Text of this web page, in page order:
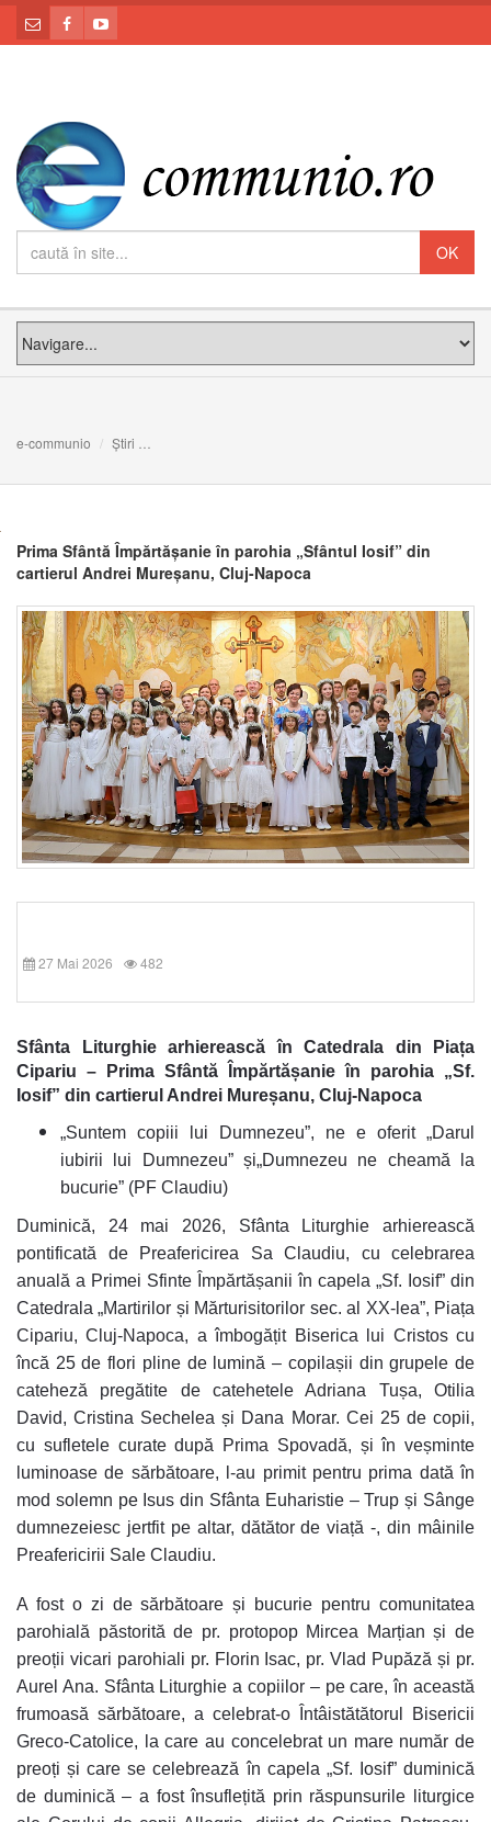
e-communio Știri
Prima Sfântă Împărtășanie în parohia „Sfântul Iosif” din
cartierul Andrei Mureșanu, Cluj-Napoca
27 Mai 2026 482
Sfânta Liturghie arhierească în Catedrala din Piața
Cipariu – Prima Sfântă Împărtășanie în parohia „Sf.
Iosif” din cartierul Andrei Mureșanu, Cluj-Napoca
„Suntem copiii lui Dumnezeu”, ne e oferit„Darul
iubirii lui Dumnezeu”și„Dumnezeu ne cheamă la
bucurie” (PF Claudiu)
Duminică, 24 mai 2026, Sfânta Liturghie arhierească
pontificată de Preafericirea Sa Claudiu, cu celebrarea
anuală a Primei Sfinte Împărtășanii în capela „Sf. Iosif” din
Catedrala „Martirilor și Mărturisitorilor sec. al XX-lea”, Piața
Cipariu, Cluj-Napoca, a îmbogățit Biserica lui Cristos cu
încă 25 de flori pline de lumină – copilașii din grupele de
cateheză pregătite de catehetele Adriana Tușa, Otilia
David, Cristina Sechelea și Dana Morar. Cei 25 de copii,
cu sufletele curate după Prima Spovadă, și în veșminte
luminoase de sărbătoare, l-au primit pentru prima dată în
mod solemn pe Isus din Sfânta Euharistie – Trup și Sânge
dumnezeiesc jertfit pe altar, dătător de viață -, din mâinile
Preafericirii Sale Claudiu.
A fost o zi de sărbătoare și bucurie pentru comunitatea
parohială păstorită de pr. protopop Mircea Marțian și de
preoții vicari parohiali pr. Florin Isac, pr. Vlad Pupăză și pr.
Aurel Ana. Sfânta Liturghie a copiilor – pe care, în această
frumoasă sărbătoare, a celebrat-o Întâistătătorul Bisericii
Greco-Catolice, la care au concelebrat un mare număr de
preoți și care se celebrează în capela „Sf. Iosif” duminică
de duminică – a fost însuflețită prin răspunsurile liturgice